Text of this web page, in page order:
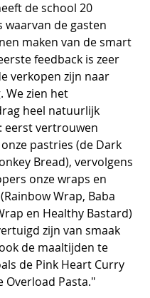
de school 20
waarvan de gasten
maken van de smart
feedback is zeer
verkopen zijn naar
We zien het
heel natuurlijk
eerst vertrouwen
pastries (de Dark
Bread), vervolgens
onze wraps en
Wrap, Baba
en Healthy Bastard)
zijn van smaak
de maaltijden te
de Pink Heart Curry
Overload Pasta."